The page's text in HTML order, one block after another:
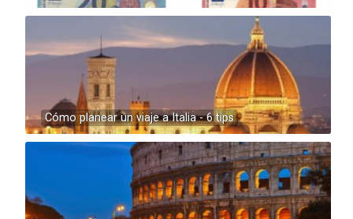
Cómo planear un viaje a Italia - 6 tips